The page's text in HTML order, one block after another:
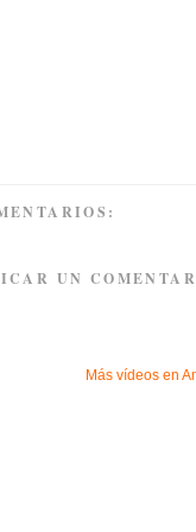
Más vídeos en
UN